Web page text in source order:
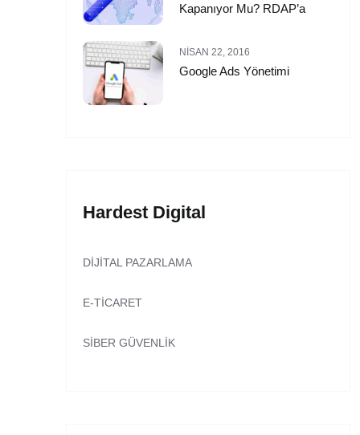
Kapanıyor Mu? RDAP’a
NISAN 22, 2016
Google Ads Yönetimi
Hardest Digital
DIJITAL PAZARLAMA
E-TICARET
SIBER GÜVENLIK